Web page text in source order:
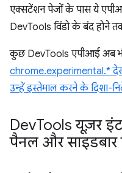
एक्सटेंशन पेजों के पास ये
DevTools विंडो के बंद होने
कुछ DevTools एपीआई अब
chrome.experimental.*
उन्हें इस्तेमाल करने के दिशा-
DevTools यूज़र
पैनल और साइडबार